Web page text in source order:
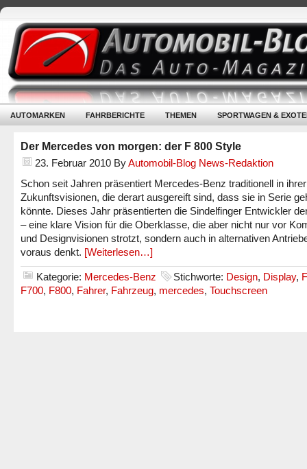
AUTOMARKEN FAHRBERICHTE THEMEN SPORTWAGEN &
Der Mercedes von morgen: der F 800 Style
23. Februar 2010 ByAutomobil-Blog News-Redaktion
Schon seit Jahren präsentiert Mercedes-Benz traditionell in
Zukunftsvisionen, die derart ausgereift sind, dass sie in Serie
könnte. Dieses Jahr präsentierten die Sindelfinger Entwickler
– eine klare Vision für die Oberklasse, die aber nicht nur vor
und Designvisionen strotzt, sondern auch in alternativen
voraus denkt. [Weiterlesen…]
Kategorie: Mercedes-Benz Stichworte: Design, Display,
F700, F800, Fahrer, Fahrzeug, mercedes, Touchscreen